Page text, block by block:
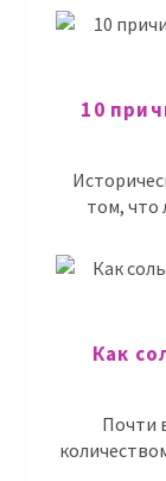
10
том, что
Как
Почти